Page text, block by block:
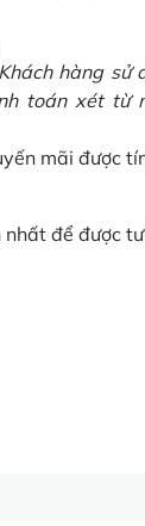
Khách hàng sử
toán xét từ
mãi được
nhất để được